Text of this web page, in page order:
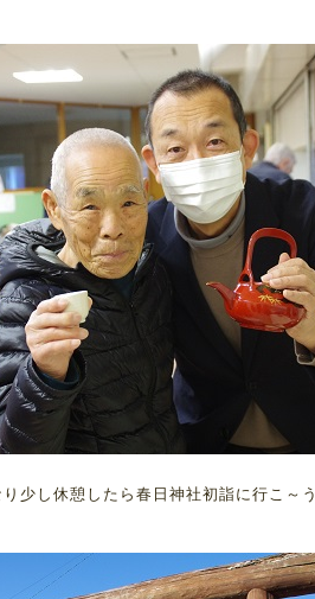
少し休憩したら春日神社初詣に行こ～う